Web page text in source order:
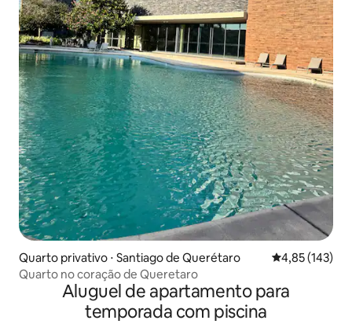
Quarto privativo ⋅ Santiago de Querétaro 4,85 de uma
4,85 (143)
Quarto no coração de Queretaro
Aluguel de apartamento para
temporada com piscina